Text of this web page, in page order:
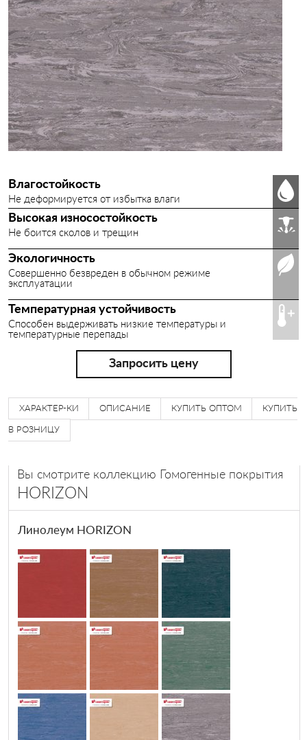
Влагостойкость
Не деформируется от избытка влаги
Высокая износостойкость
Не боится сколов и трещин
Экологичность
Совершенно безвреден в обычном режиме
эксплуатации
Температурная устойчивость
Способен выдерживать низкие температуры и
температурные перепады
Запросить цену
ХАРАКТЕР-КИ ОПИСАНИЕ КУПИТЬ ОПТОМ КУПИТЬ
В РОЗНИЦУ
Вы смотрите коллекцию Гомогенные покрытия
HORIZON
Линолеум HORIZON